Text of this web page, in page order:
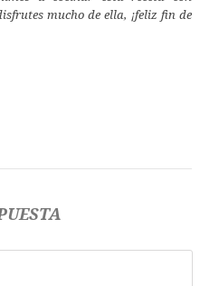
mucho de ella, ¡feliz fin de